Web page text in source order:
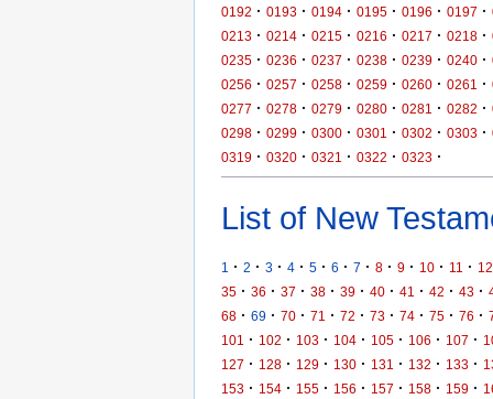
0192 · 0193 · 0194 · 0195 · 0196 · 0197 ·
0213 · 0214 · 0215 · 0216 · 0217 · 0218 ·
0235 · 0236 · 0237 · 0238 · 0239 · 0240 ·
0256 · 0257 · 0258 · 0259 · 0260 · 0261 ·
0277 · 0278 · 0279 · 0280 · 0281 · 0282 ·
0298 · 0299 · 0300 · 0301 · 0302 · 0303 ·
0319 · 0320 · 0321 · 0322 · 0323 ·
List of New
1 · 2 · 3 · 4 · 5 · 6 · 7 · 8 · 9 · 10 · 11 · 12
35 · 36 · 37 · 38 · 39 · 40 · 41 · 42 · 43 ·
68 · 69 · 70 · 71 · 72 · 73 · 74 · 75 · 76 ·
101
· 102 · 103 · 104 · 105 · 106 · 107 ·
127 · 128 · 129 · 130 · 131 · 132 · 133 ·
153 · 154 · 155 · 156 · 157 · 158 · 159 ·